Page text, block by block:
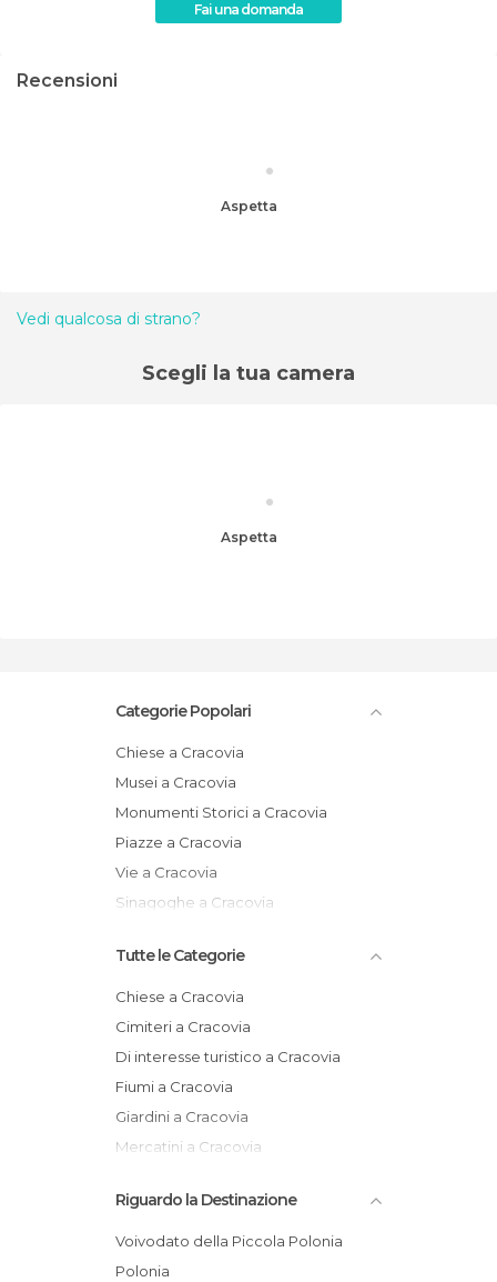
Fai una domanda
Recensioni
Aspetta
Vedi qualcosa di strano?
Scegli la tua camera
Aspetta
Categorie Popolari
Chiese a Cracovia
Musei a Cracovia
Monumenti Storici a Cracovia
Piazze a Cracovia
Vie a Cracovia
Sinagoghe a Cracovia
Tutte le Categorie
Chiese a Cracovia
Cimiteri a Cracovia
Di interesse turistico a Cracovia
Fiumi a Cracovia
Giardini a Cracovia
Mercatini a Cracovia
Musei a Cracovia
Negozi a Cracovia
Palazzi a Cracovia
Riguardo la Destinazione
Voivodato della Piccola Polonia
Polonia